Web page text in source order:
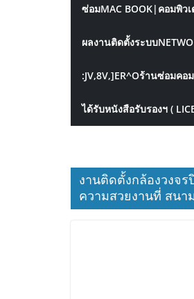
ซ่อมMAC BOOK|คอมพิวเ
ผลงานติดตั้งระบบ
:JV,8V,]ER^Oร้านซ่อมค
ได้รับหนังสือรับรองฯ (
งานติดตั้งกล้องวงจ
ความสวยงานที่ สน